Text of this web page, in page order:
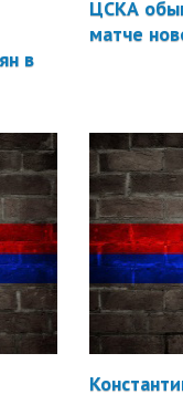
в
ЦСКА
матче